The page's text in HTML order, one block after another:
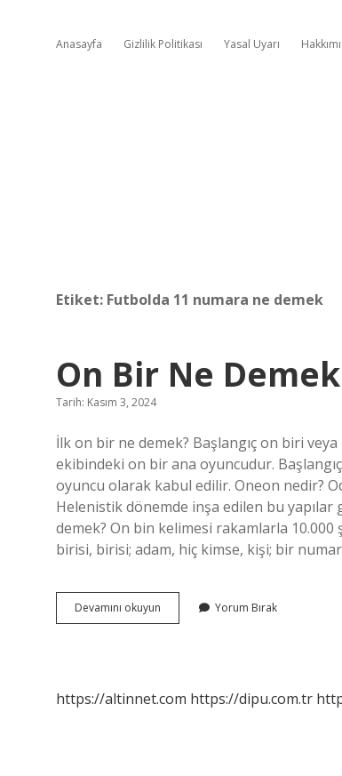
Anasayfa Gizlilik Politikası Yasal Uyarı
Etiket: Futbolda 11 numara ne demek
On Bir Ne Demek
Tarih: Kasım 3, 2024
İlk on bir ne demek? Başlangıç ​​on biri
ekibindeki on bir ana oyuncudur.
oyuncu olarak kabul edilir. Oneon nedir?
Helenistik dönemde inşa edilen bu yapılar
demek? On bin kelimesi rakamlarla 10.000
birisi, birisi; adam, hiç kimse, kişi; bir
Devamını okuyun
Bir
Yorum Bırak
https://altinnet.com https://dipu.com.tr